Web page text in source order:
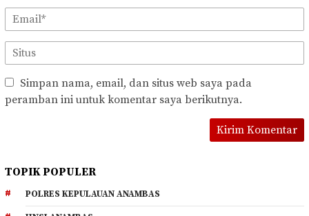
Simpan nama, email, dan situs web saya pada
peramban ini untuk komentar saya berikutnya.
TOPIK POPULER
POLRES KEPULAUAN ANAMBAS